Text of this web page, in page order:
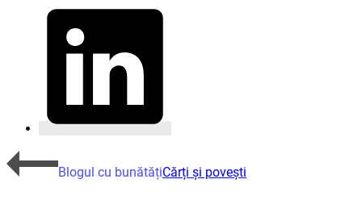
Blogul cu bunătățiCărți și povești